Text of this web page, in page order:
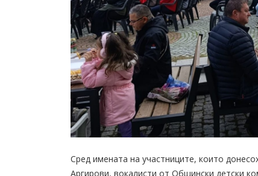
Сред имената на участниците, които
Аргирови, вокалисти от Общински детски